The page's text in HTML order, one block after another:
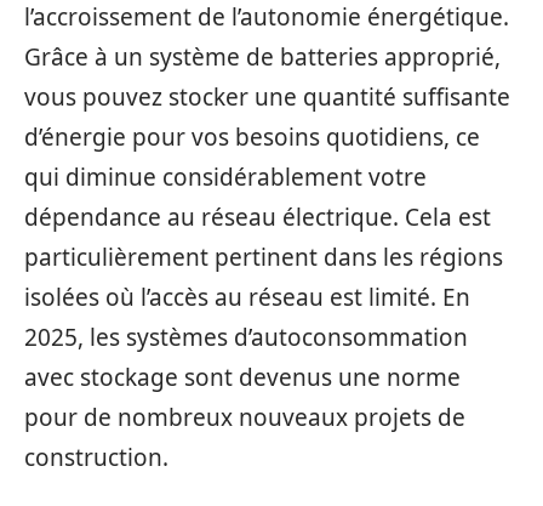
l’accroissement de l’autonomie énergétique.
Grâce à un système de batteries approprié,
vous pouvez stocker une quantité suffisante
d’énergie pour vos besoins quotidiens, ce
qui diminue considérablement votre
dépendance au réseau électrique. Cela est
particulièrement pertinent dans les régions
isolées où l’accès au réseau est limité. En
2025, les systèmes d’autoconsommation
avec stockage sont devenus une norme
pour de nombreux nouveaux projets de
construction.